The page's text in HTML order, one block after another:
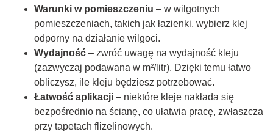
Warunki w pomieszczeniu – w wilgotnych
pomieszczeniach, takich jak łazienki, wybierz klej
odporny na działanie wilgoci.
Wydajność – zwróć uwagę na wydajność kleju
(zazwyczaj podawana w m²/litr). Dzięki temu łatwo
obliczysz, ile kleju będziesz potrzebować.
Łatwość aplikacji – niektóre kleje nakłada się
bezpośrednio na ścianę, co ułatwia pracę, zwłaszcza
przy tapetach flizelinowych.